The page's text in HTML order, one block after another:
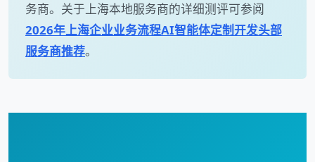
务商。关于上海本地服务商的详细测评可参阅
2026年上海企业业务流程AI智能体定制开发头部
服务商推荐。